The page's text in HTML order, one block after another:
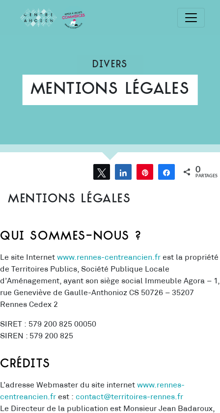
Divers
Mentions légales
Tweetez Partagez Épingle Partagez
0
PARTAGES
MENTIONS LÉGALES
Qui sommes-nous ?
Le site Internet www.rennes-centreancien.fr est la propriété
de Territoires Publics, Société Publique Locale
d’Aménagement, ayant son siège social Immeuble Agora – 1,
rue Geneviève de Gaulle-Anthonioz CS 50726 – 35207
Rennes Cedex 2
SIRET : 579 200 825 00050
SIREN : 579 200 825
Crédits
L’adresse Webmaster du site internet www.rennes-
centreancien.fr est : contact@territoires-rennes.fr
Le Directeur de la publication est Monsieur Jean Badaroux,